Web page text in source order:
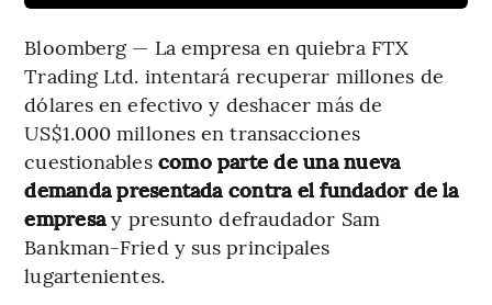
Bloomberg — La empresa en quiebra FTX
Trading Ltd. intentará recuperar millones de
dólares en efectivo y deshacer más de
US$1.000 millones en transacciones
cuestionables como parte de una nueva
demanda presentada contra el fundador de la
empresay presunto defraudador Sam
Bankman-Fried y sus principales
lugartenientes.